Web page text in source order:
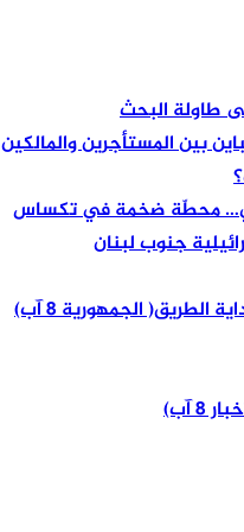
طاولة البحث
بين المستأجرين والمالكين
محطّة ضخمة في تكساس
جنوب لبنان
الجمهورية 8 آب)
آب)